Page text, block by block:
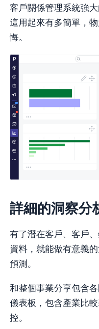
客戶關係管理系統強
這用起來有多簡單，
悔。
詳細的洞察分
有了潛在客戶、客戶
資料，就能做有意義
預測。
和整個事業分享包含
儀表板，包含產業比
控。